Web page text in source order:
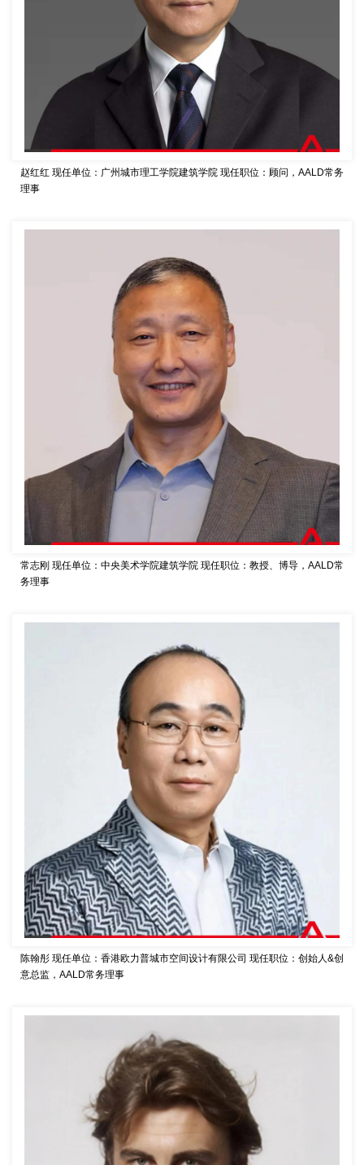
赵红红 现任单位：广州城市理工学院建筑学院 现任职位：顾问，AALD常务
理事
常志刚 现任单位：中央美术学院建筑学院 现任职位：教授、博导，AALD常
务理事
陈翰彤 现任单位：香港欧力普城市空间设计有限公司 现任职位：创始人&创
意总监，AALD常务理事